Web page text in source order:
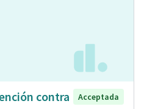
contra
Acceptada